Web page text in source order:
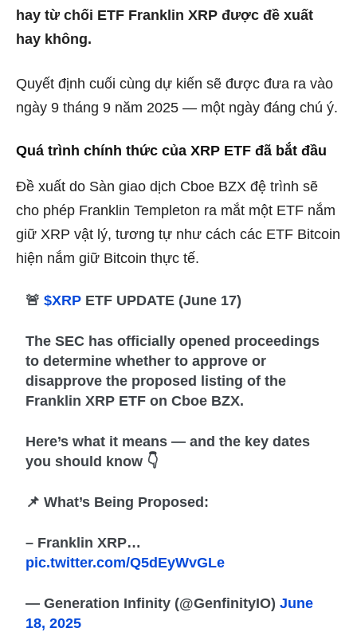
hay từ chối ETF Franklin XRP được đề xuất
hay không.
Quyết định cuối cùng dự kiến ​​sẽ được đưa ra vào
ngày 9 tháng 9 năm 2025 — một ngày đáng chú ý.
Quá trình chính thức của XRP ETF đã bắt đầu
Đề xuất do Sàn giao dịch Cboe BZX đệ trình sẽ
cho phép Franklin Templeton ra mắt một ETF nắm
giữ XRP vật lý, tương tự như cách các ETF Bitcoin
hiện nắm giữ Bitcoin thực tế.
🚨$XRP ETF UPDATE (June 17)
The SEC has officially opened proceedings
to determine whether to approve or
disapprove the proposed listing of the
Franklin XRP ETF on Cboe BZX.
Here’s what it means — and the key dates
you should know 👇
📌 What’s Being Proposed:
– Franklin XRP…
pic.twitter.com/Q5dEyWvGLe
— Generation Infinity (@GenfinityIO)June
18, 2025